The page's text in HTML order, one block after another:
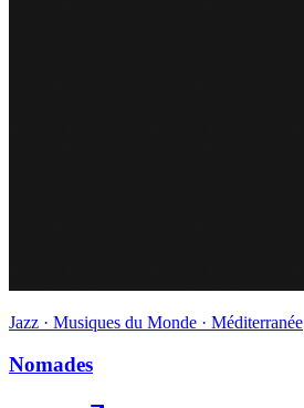
Jazz · Musiques du Monde · Méditerranée
Nomades